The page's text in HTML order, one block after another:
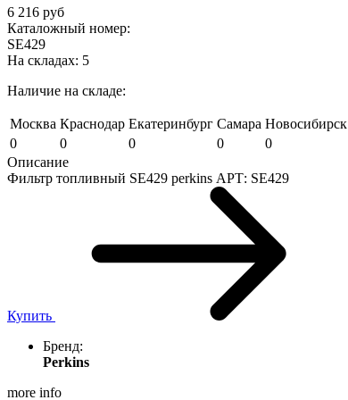
6 216 руб
Каталожный номер:
SE429
На складах: 5
Наличие на складе:
Москва Краснодар Екатеринбург Самара Новосибирск
0
0 0 0 0
Описание
Фильтр топливный SE429 perkins АРТ: SE429
Купить
Бренд:
Perkins
more info